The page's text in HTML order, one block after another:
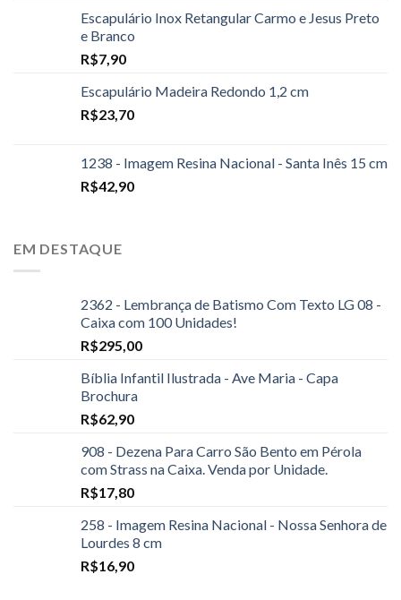
Escapulário Inox Retangular Carmo e Jesus Preto
e Branco
R$7,90
Escapulário Madeira Redondo 1,2 cm
R$23,70
1238 - Imagem Resina Nacional - Santa Inês 15 cm
R$42,90
EM DESTAQUE
2362 - Lembrança de Batismo Com Texto LG 08 -
Caixa com 100 Unidades!
R$295,00
Bíblia Infantil Ilustrada - Ave Maria - Capa
Brochura
R$62,90
908 - Dezena Para Carro São Bento em Pérola
com Strass na Caixa. Venda por Unidade.
R$17,80
258 - Imagem Resina Nacional - Nossa Senhora de
Lourdes 8 cm
R$16,90